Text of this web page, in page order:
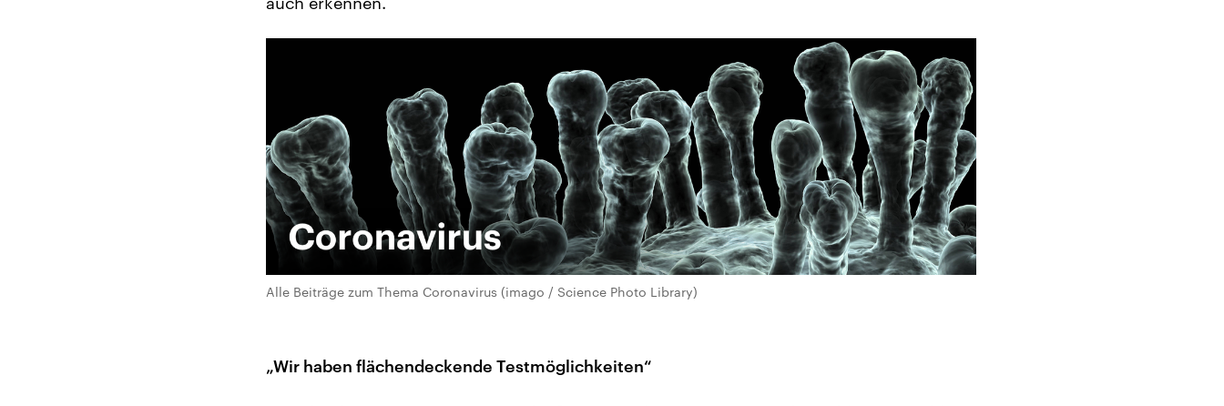
Alle Beiträge zum Thema Coronavirus (imago / Science Photo Library)
„Wir haben flächendeckende Testmöglichkeiten“